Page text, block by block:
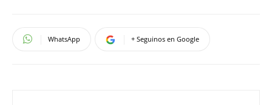
WhatsApp + Seguinos en Google